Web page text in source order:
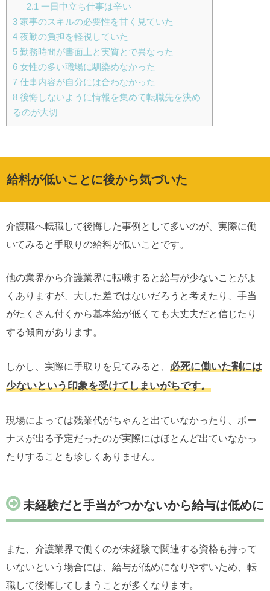
2.1 一日中立ち仕事は辛い
3 家事のスキルの必要性を甘く見ていた
4 夜勤の負担を軽視していた
5 勤務時間が書面上と実質とで異なった
6 女性の多い職場に馴染めなかった
7 仕事内容が自分には合わなかった
8 後悔しないように情報を集めて転職先を決め
るのが大切
給料が低いことに後から気づいた
介護職へ転職して後悔した事例として多いのが、実際に働
いてみると手取りの給料が低いことです。
他の業界から介護業界に転職すると給与が少ないことがよ
くありますが、大した差ではないだろうと考えたり、手当
がたくさん付くから基本給が低くても大丈夫だと信じたり
する傾向があります。
しかし、実際に手取りを見てみると、 必死に働いた割には
少ないという印象を受けてしまいがちです。
現場によっては残業代がちゃんと出ていなかったり、ボー
ナスが出る予定だったのが実際にはほとんど出ていなかっ
たりすることも珍しくありません。
未経験だと手当がつかないから給与は低めに
また、介護業界で働くのが未経験で関連する資格も持って
いないという場合には、給与が低めになりやすいため、転
職して後悔してしまうことが多くなります。